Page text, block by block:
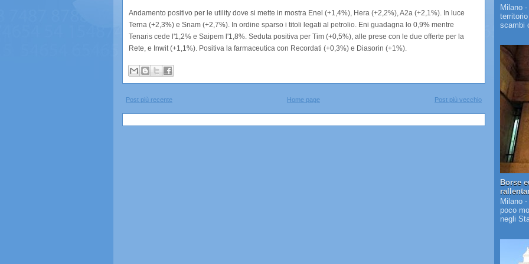
Andamento positivo per le utility dove si mette in mostra Enel (+1,4%), Hera (+2,2%), A2a (+2,1%). In luce
Terna (+2,3%) e Snam (+2,7%). In ordine sparso i titoli legati al petrolio. Eni guadagna lo 0,9% mentre
Tenaris cede l'1,2% e Saipem l'1,8%. Seduta positiva per Tim (+0,5%), alle prese con le due offerte per la
Rete, e Inwit (+1,1%). Positiva la farmaceutica con Recordati (+0,3%) e Diasorin (+1%).
Post più recente Post più vecchio
Home page
Milano
scambi
Borse
Milano
poco
negli